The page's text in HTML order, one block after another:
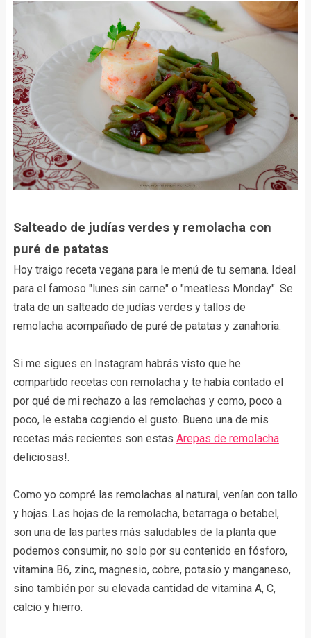
Salteado de judías verdes y remolacha con
puré de patatas
Hoy traigo receta vegana para le menú de tu semana. Ideal
para el famoso "lunes sin carne" o "meatless Monday". Se
trata de un salteado de judías verdes y tallos de
remolacha acompañado de puré de patatas y zanahoria.
Si me sigues en Instagram habrás visto que he
compartido recetas con remolacha y te había contado el
por qué de mi rechazo a las remolachas y como, poco a
poco, le estaba cogiendo el gusto. Bueno una de mis
recetas más recientes son estas Arepas de remolacha
deliciosas!.
Como yo compré las remolachas al natural, venían con tallo
y hojas. Las hojas de la remolacha, betarraga o betabel,
son una de las partes más saludables de la planta que
podemos consumir, no solo por su contenido en fósforo,
vitamina B6, zinc, magnesio, cobre, potasio y manganeso,
sino también por su elevada cantidad de vitamina A, C,
calcio y hierro.